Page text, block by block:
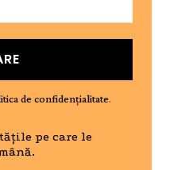
de confidențialitate.
pe care le